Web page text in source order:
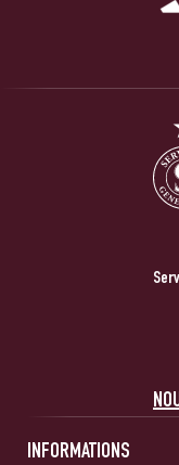
INFORMATIONS